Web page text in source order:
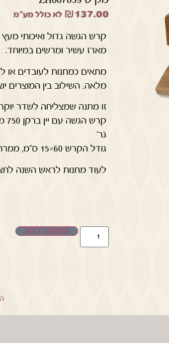
₪137.00 לא כולל מע"מ
קרש הגשה גדול ואיכותי מעץ
מארז עשיר ומרשים במיוחד.
מתאים כמתנות לעובדים או
מלאה. השילוב בין המוצרים
זו מתנה שמצליחה לשדר
גר'
גודל הקרש 60×15 ס"מ, ממרח בהתאם לקיים במלאי
לעוד מתנות לראש השנה
הוספה לסל